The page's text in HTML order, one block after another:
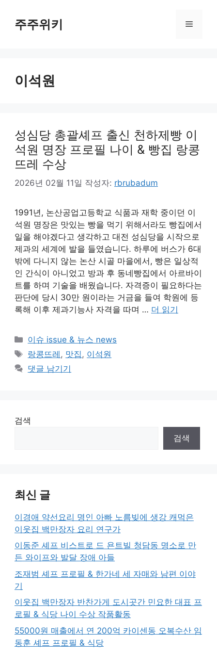
주주위키 메
이석원
성심당 총괄셰프 출신 천하제빵 이
석원 명장 프로필 나이 & 빵집 랑콩
뜨레 수상
2026년 02월 11일 작성자: rbrubadum
1991년, 논산공업고등학교 식품과 재학 중이던 이
석원 명장은 맛있는 빵을 먹기 위해서라도 빵집에서
일을 해야겠다고 생각하고 대전 성심당을 시작으로
제과의 세계에 발을 들였습니다. 하루에 버스가 6대
밖에 다니지 않는 논산 시골 마을에서, 빵은 일상적
인 간식이 아니었고 방과 후 동네빵집에서 아르바이
트를 하며 기술을 배웠습니다. 자격증이 필요하다는
판단에 당시 30만 원이라는 거금을 들여 학원에 등
록해 이후 제과기능사 자격을 따며 … 더 읽기
카
테
고
리
이슈 issue & 뉴스 news
태
그
랑콩뜨레 , 맛집 , 이석원
댓글 남기기
검색
검색
최신 글
이경애 약선요리 명인 아빠 노름빚에 생강 캐먹은
이웃집 백만장자 요리 연구가
이동준 셰프 비스트로 드 욘트빌 청담동 명소로 만
든 와이프와 발달 장애 아들
조재범 셰프 프로필 & 한가네 세 자매와 남편 이야
기
이웃집 백만장자 반찬가게 도시곳간 민요한 대표 프
로필 & 식당 나이 수상 작품활동
55000원 매출에서 연 200억 카이센동 오복수산 임
동훈 셰프 프로필 & 식당